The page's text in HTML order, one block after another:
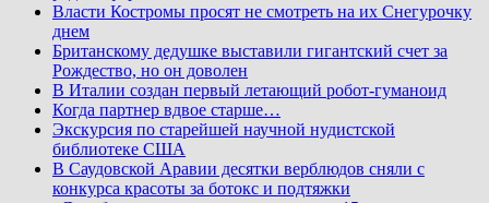
Власти Костромы просят не смотреть на их Снегурочку
днем
Британскому дедушке выставили гигантский счет за
Рождество, но он доволен
В Италии создан первый летающий робот-гуманоид
Когда партнер вдвое старше…
Экскурсия по старейшей научной нудистской
библиотеке США
В Саудовской Аравии десятки верблюдов сняли с
конкурса красоты за ботокс и подтяжки